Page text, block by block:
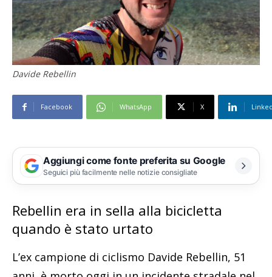
Davide Rebellin
Facebook WhatsApp X
Aggiungi come fonte preferita su Google
Seguici più facilmente nelle notizie consigliate
Rebellin era in sella alla bicicletta
quando è stato urtato
L’ex campione di ciclismo Davide Rebellin, 51